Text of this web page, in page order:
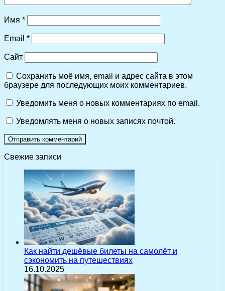
Имя *
Email *
Сайт
Сохранить моё имя, email и адрес сайта в этом
браузере для последующих моих комментариев.
Уведомить меня о новых комментариях по email.
Уведомлять меня о новых записях почтой.
Свежие записи
Как найти дешёвые билеты на самолёт и
сэкономить на путешествиях
16.10.2025